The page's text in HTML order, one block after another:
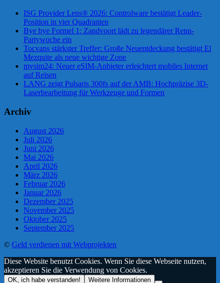
ISG Provider Lens® 2026: Controlware bestätigt Leader-
Position in vier Quadranten
Bye bye Formel 1: Zandvoort lädt zu legendärer Renn-
Partywoche ein
Tocvans stärkster Treffer: Große Neuentdeckung bestätigt El
Mezquite als neue wichtige Zone
mysim24: Neuer eSIM-Anbieter erleichtert mobiles Internet
auf Reisen
LANG zeigt Pulsaris 300fs auf der AMB: Hochpräzise 3D-
Laserbearbeitung für Werkzeuge und Formen
Archiv
August 2026
Juli 2026
Juni 2026
Mai 2026
April 2026
März 2026
Februar 2026
Januar 2026
Dezember 2025
November 2025
Oktober 2025
September 2025
© Geld verdienen mit Webprojekten
Diese Website benutzt Cookies. Wenn Sie diese Webseite nutzen,
akzeptieren Sie die Verwendung von Cookies.
OK, ich habe verstanden! Weitere Informationen